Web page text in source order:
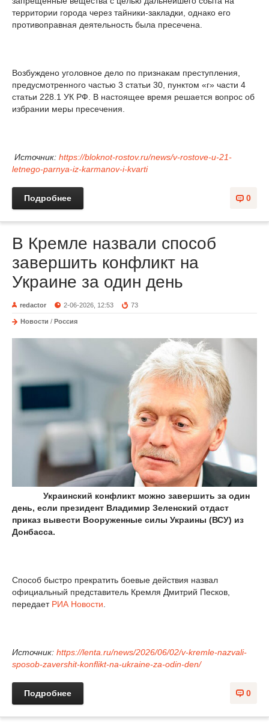
территории города через тайники-закладки, однако его
противоправная деятельность была пресечена.
Возбуждено уголовное дело по признакам преступления,
предусмотренного частью 3 статьи 30, пунктом «г» части 4
статьи 228.1 УК РФ. В настоящее время решается вопрос об
избрании меры пресечения.
Источник: https://bloknot-rostov.ru/news/v-rostove-u-21-
letnego-parnya-iz-karmanov-i-kvarti
0
Подробнее
В Кремле назвали способ
завершить конфликт на
Украине за один день
redactor 2-06-2026, 12:53 73
Новости / Россия
Украинский конфликт можно завершить за один
день, если президент Владимир Зеленский отдаст
приказ вывести Вооруженные силы Украины (ВСУ) из
Донбасса.
Способ быстро прекратить боевые действия назвал
официальный представитель Кремля Дмитрий Песков,
передает РИА Новости
Источник: https://lenta.ru/news/2026/06/02/v-kremle-nazvali-
sposob-zavershit-konflikt-na-ukraine-za-odin-den/
0
Подробнее